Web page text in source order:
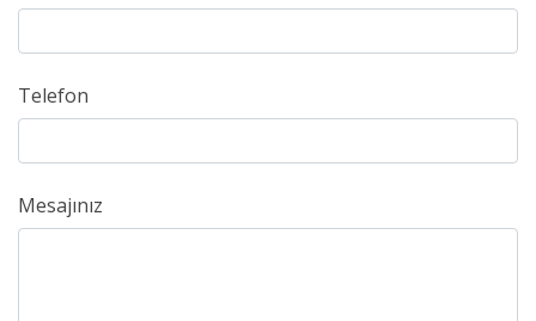
Telefon
Mesajınız